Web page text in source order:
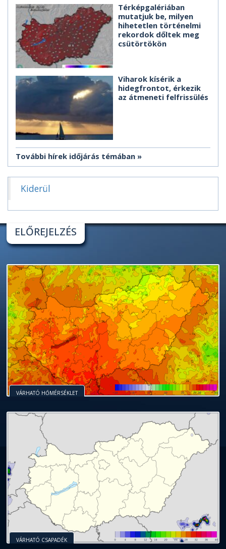
Térképgalériában
mutatjuk be, milyen
hihetetlen történelmi
rekordok dőltek meg
csütörtökön
Viharok kísérik a
hidegfrontot, érkezik
az átmeneti felfrissülés
További hírek időjárás témában
Kiderül
ELŐREJELZÉS
VÁRHATÓ HŐMÉRSÉKLET
VÁRHATÓ CSAPADÉK